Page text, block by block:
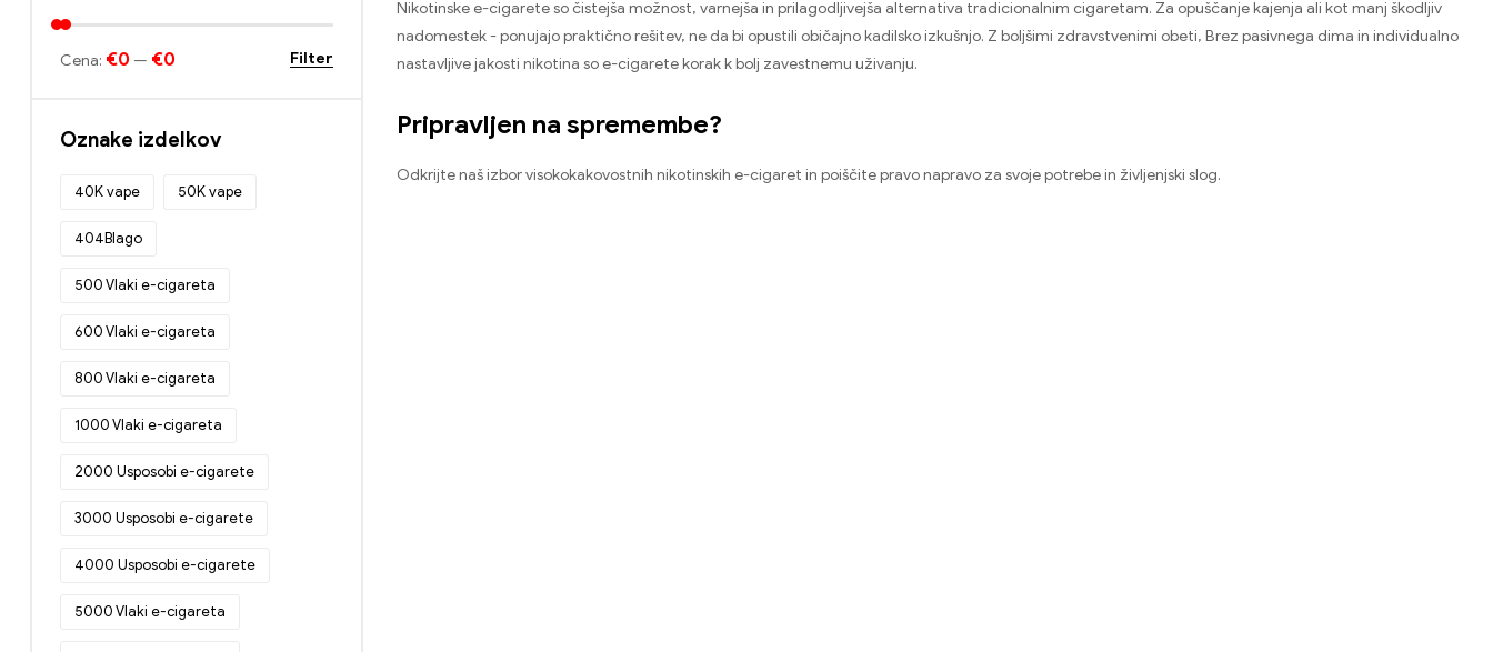
Nikotinske e-cigarete so čistejša možnost, varnejša in prilagodljivejša alternativa tradicionalnim cigaretam. Za opuščanje kajenja ali kot manj škodljiv
nadomestek - ponujajo praktično rešitev, ne da bi opustili običajno kadilsko izkušnjo. Z boljšimi zdravstvenimi obeti, Brez pasivnega dima in individualno
nastavljive jakosti nikotina so e-cigarete korak k bolj zavestnemu uživanju.
Pripravljen na spremembe?
Odkrijte naš izbor visokokakovostnih nikotinskih e-cigaret in poiščite pravo napravo za svoje potrebe in življenjski slog.
Filter
Cena: €0 — €0
Oznake izdelkov
40K vape 50K vape
404Blago
500 Vlaki e-cigareta
600 Vlaki e-cigareta
800 Vlaki e-cigareta
1000 Vlaki e-cigareta
2000 Usposobi e-cigarete
3000 Usposobi e-cigarete
4000 Usposobi e-cigarete
5000 Vlaki e-cigareta